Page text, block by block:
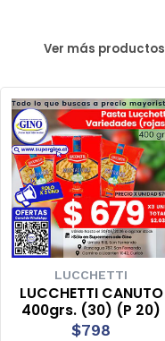
Ver más productos
LUCCHETTI
LUCCHETTI CANUTO
400grs. (30) (P 20)
$798